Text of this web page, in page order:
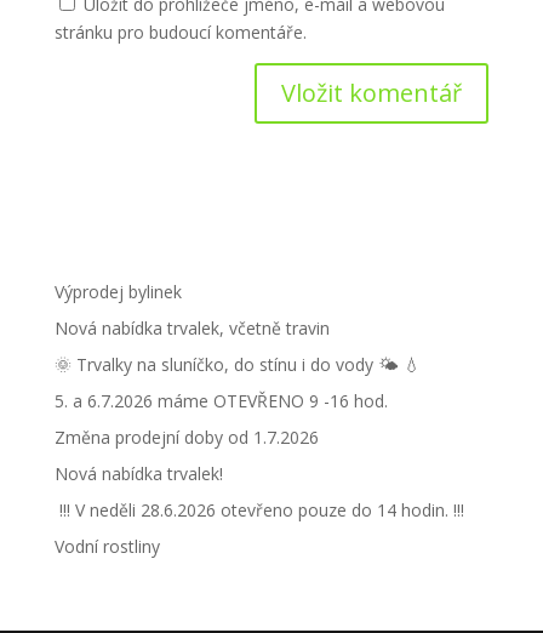
stránku pro budoucí komentáře.
Výprodej bylinek
Nová nabídka trvalek, včetně travin
🌞 Trvalky na sluníčko, do stínu i do vody 🌤 💧
5. a 6.7.2026 máme OTEVŘENO 9 -16 hod.
Změna prodejní doby od 1.7.2026
Nová nabídka trvalek!
!!! V neděli 28.6.2026 otevřeno pouze do 14 hodin. !!!
Vodní rostliny